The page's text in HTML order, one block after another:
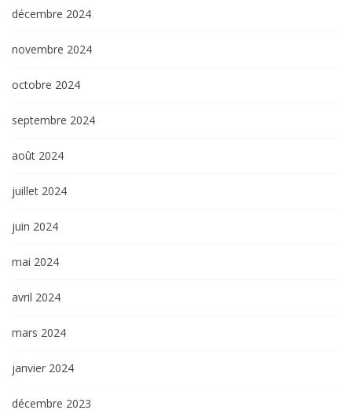
décembre 2024
novembre 2024
octobre 2024
septembre 2024
août 2024
juillet 2024
juin 2024
mai 2024
avril 2024
mars 2024
janvier 2024
décembre 2023